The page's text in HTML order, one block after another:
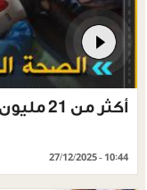
أكثر من 21 مليون شخص بالسودان يعانون
27/12/2025 - 10:44